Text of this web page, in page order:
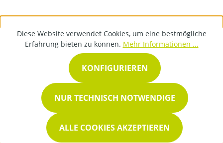
Diese Website verwendet Cookies, um eine bestmögliche
Erfahrung bieten zu können. Mehr Informationen ...
NUR TECHNISCH NOTWENDIGE
KONFIGURIEREN
ALLE COOKIES AKZEPTIEREN